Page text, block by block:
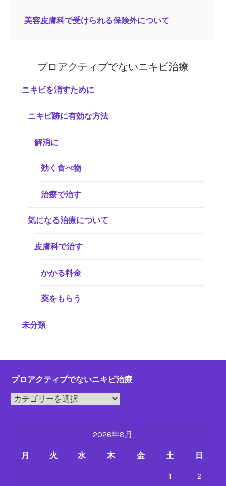
美容皮膚科で受けられる保険外について
プロアクティブでないニキビ治療
ニキビを消すために
ニキビ跡に有効な方法
解消に
効く食べ物
治療で治す
気になる治療について
皮膚科で治す
かかる料金
薬をもらう
未分類
プロアクティブでないニキビ治療
プ
2026年8月
月 火 水 木 金 土 日
1 2